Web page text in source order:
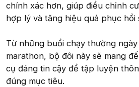
chính xác hơn, giúp điều chỉnh
hợp lý và tăng hiệu quả phục hồi
Từ những buổi chạy thường
marathon, bộ đôi này sẽ mang
cụ đáng tin cậy để tập luyện
đúng mục tiêu.